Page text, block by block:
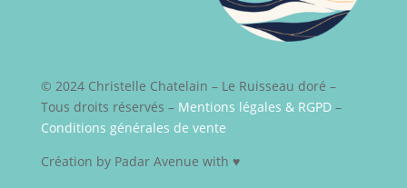
© 2024 Christelle Chatelain – Le Ruisseau doré –
Tous droits réservés – Mentions légales & RGPD–
Conditions générales de vente
Création by Padar Avenue with ♥